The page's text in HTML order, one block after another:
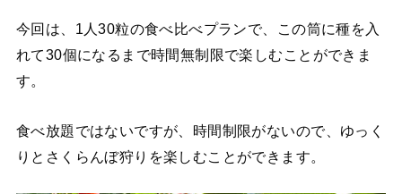
今回は、1人30粒の食べ比べプランで、この筒に種を入
れて30個になるまで時間無制限で楽しむことができま
す。
食べ放題ではないですが、時間制限がないので、ゆっく
りとさくらんぼ狩りを楽しむことができます。